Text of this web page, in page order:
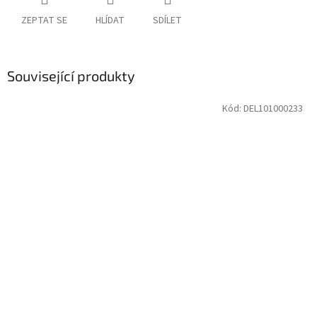
ZEPTAT SE HLÍDAT SDÍLET
Související produkty
Kód: DEL101000233